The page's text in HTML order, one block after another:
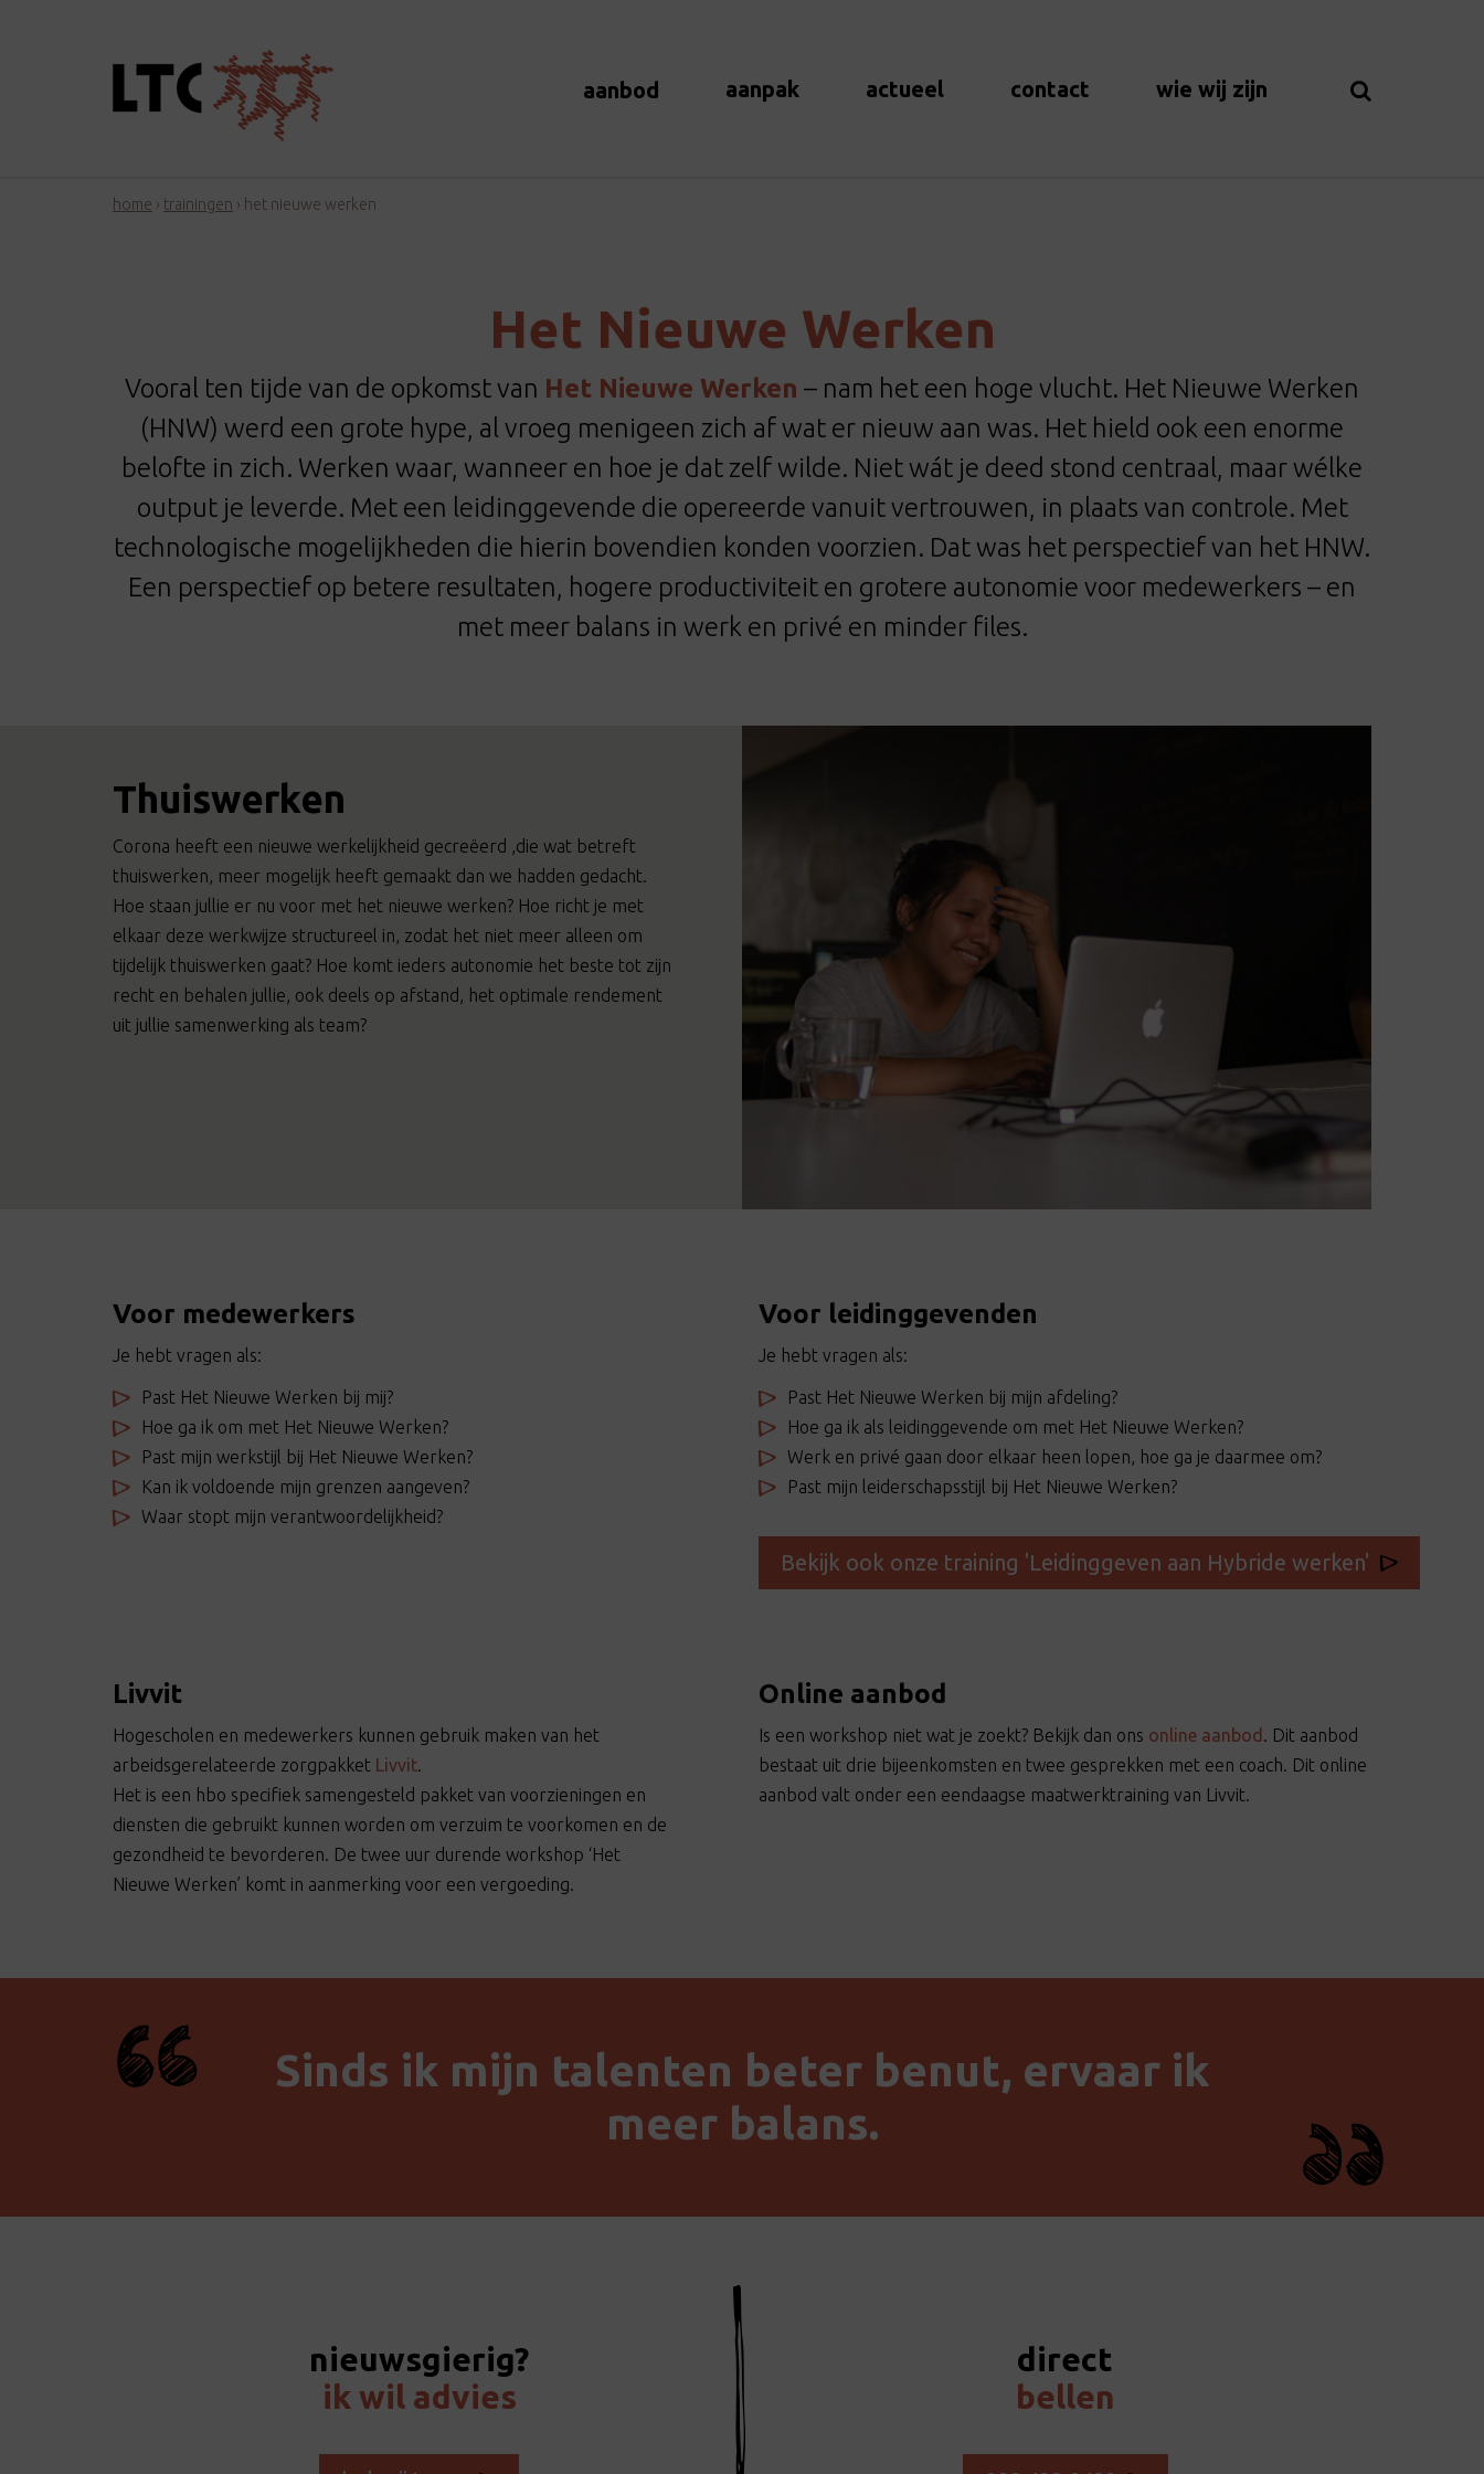
aanbod aanpak actueel contact wie wij zijn
home › trainingen › het nieuwe werken
Het Nieuwe Werken
Vooral ten tijde van de opkomst van Het Nieuwe Werken – nam het een hoge vlucht. Het Nieuwe Werken
(HNW) werd een grote hype, al vroeg menigeen zich af wat er nieuw aan was. Het hield ook een enorme
belofte in zich. Werken waar, wanneer en hoe je dat zelf wilde. Niet wát je deed stond centraal, maar wélke
output je leverde. Met een leidinggevende die opereerde vanuit vertrouwen, in plaats van controle. Met
technologische mogelijkheden die hierin bovendien konden voorzien. Dat was het perspectief van het HNW.
Een perspectief op betere resultaten, hogere productiviteit en grotere autonomie voor medewerkers – en
met meer balans in werk en privé en minder files.
Thuiswerken
Corona heeft een nieuwe werkelijkheid gecreëerd ,die wat betreft
thuiswerken, meer mogelijk heeft gemaakt dan we hadden gedacht.
Hoe staan jullie er nu voor met het nieuwe werken? Hoe richt je met
elkaar deze werkwijze structureel in, zodat het niet meer alleen om
tijdelijk thuiswerken gaat? Hoe komt ieders autonomie het beste tot zijn
recht en behalen jullie, ook deels op afstand, het optimale rendement
uit jullie samenwerking als team?
Voor medewerkers
Je hebt vragen als:
Past Het Nieuwe Werken bij mij?
Hoe ga ik om met Het Nieuwe Werken?
Past mijn werkstijl bij Het Nieuwe Werken?
Kan ik voldoende mijn grenzen aangeven?
Waar stopt mijn verantwoordelijkheid?
Voor leidinggevenden
Je hebt vragen als:
Past Het Nieuwe Werken bij mijn afdeling?
Hoe ga ik als leidinggevende om met Het Nieuwe Werken?
Werk en privé gaan door elkaar heen lopen, hoe ga je daarmee om?
Past mijn leiderschapsstijl bij Het Nieuwe Werken?
Bekijk ook onze training 'Leidinggeven aan Hybride werken'
Livvit
Hogescholen en medewerkers kunnen gebruik maken van het
arbeidsgerelateerde zorgpakket Livvit.
Het is een hbo specifiek samengesteld pakket van voorzieningen en
diensten die gebruikt kunnen worden om verzuim te voorkomen en de
gezondheid te bevorderen. De twee uur durende workshop ‘Het
Nieuwe Werken’ komt in aanmerking voor een vergoeding.
Online aanbod
Is een workshop niet wat je zoekt? Bekijk dan ons online aanbod . Dit aanbod
bestaat uit drie bijeenkomsten en twee gesprekken met een coach. Dit online
aanbod valt onder een eendaagse maatwerktraining van Livvit.
Sinds ik mijn talenten beter benut, ervaar ik
meer balans.
nieuwsgierig?
ik wil advies
direct
bellen